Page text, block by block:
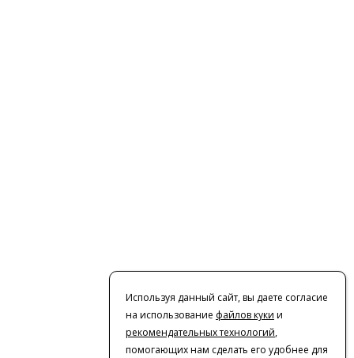
Используя данный сайт, вы даете согласие
на использование файлов куки и
рекомендательных технологий,
помогающих нам сделать его удобнее для